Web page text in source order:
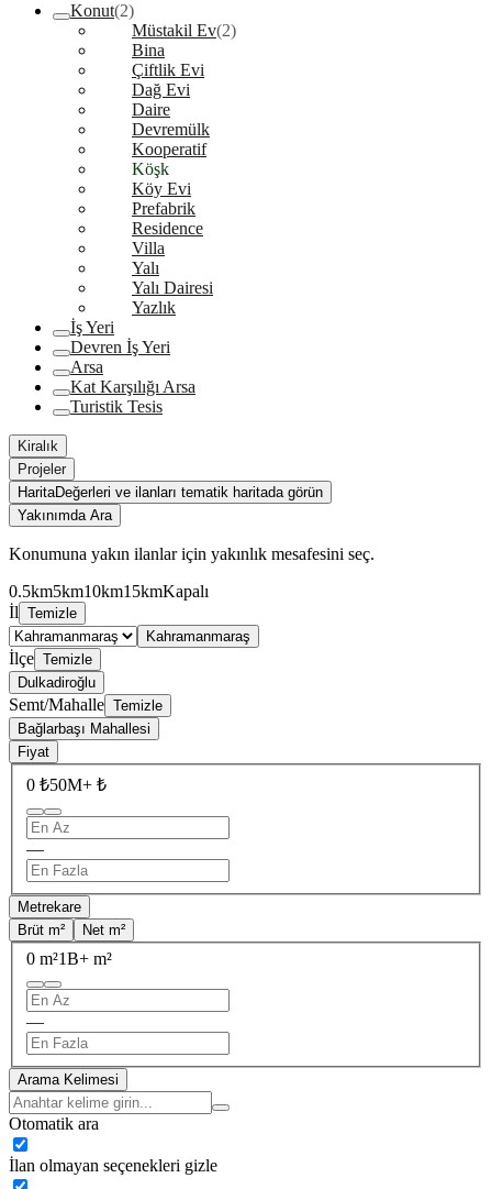
Konut(2)
Müstakil Ev(2)
Bina
Çiftlik Evi
Dağ Evi
Daire
Devremülk
Kooperatif
Köşk
Köy Evi
Prefabrik
Residence
Villa
Yalı
Yalı Dairesi
Yazlık
İş Yeri
Devren İş Yeri
Arsa
Kat Karşılığı Arsa
Turistik Tesis
Kiralık
Projeler
HaritaDeğerleri ve ilanları tematik haritada görün
Yakınımda Ara
Konumuna yakın ilanlar için yakınlık mesafesini seç.
0.5km5km10km15kmKapalı
İl Temizle
Kahramanmaraş
İlçe Temizle
Dulkadiroğlu
Semt/Mahalle Temizle
Bağlarbaşı Mahallesi
Fiyat
0 ₺50M+ ₺
—
Metrekare
Brüt m²
Net m²
0 m²1B+ m²
—
Arama Kelimesi
Otomatik ara
İlan olmayan seçenekleri gizle